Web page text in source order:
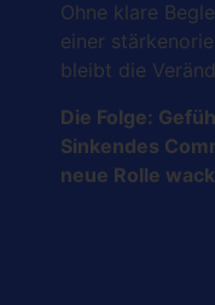
Ohne klare
einer
bleibt die
Die Folge:
Sinkendes
neue Rolle